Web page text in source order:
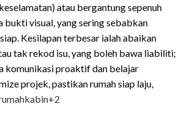
atau bergantung sepenuh
visual, yang sering sebabkan
Kesilapan terbesar ialah abaikan
tak rekod isu, yang boleh bawa liabiliti;
komunikasi proaktif dan belajar
projek, pastikan rumah siap laju,
+2